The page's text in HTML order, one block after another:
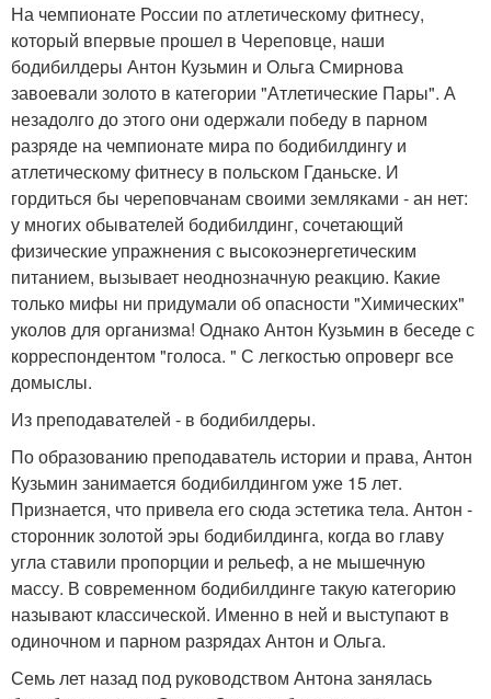
На чемпионате России по атлетическому фитнесу,
который впервые прошел в Череповце, наши
бодибилдеры Антон Кузьмин и Ольга Смирнова
завоевали золото в категории "Атлетические Пары". А
незадолго до этого они одержали победу в парном
разряде на чемпионате мира по бодибилдингу и
атлетическому фитнесу в польском Гданьске. И
гордиться бы череповчанам своими земляками - ан нет:
у многих обывателей бодибилдинг, сочетающий
физические упражнения с высокоэнергетическим
питанием, вызывает неоднозначную реакцию. Какие
только мифы ни придумали об опасности "Химических"
уколов для организма! Однако Антон Кузьмин в беседе с
корреспондентом "голоса. " С легкостью опроверг все
домыслы.
Из преподавателей - в бодибилдеры.
По образованию преподаватель истории и права, Антон
Кузьмин занимается бодибилдингом уже 15 лет.
Признается, что привела его сюда эстетика тела. Антон -
сторонник золотой эры бодибилдинга, когда во главу
угла ставили пропорции и рельеф, а не мышечную
массу. В современном бодибилдинге такую категорию
называют классической. Именно в ней и выступают в
одиночном и парном разрядах Антон и Ольга.
Семь лет назад под руководством Антона занялась